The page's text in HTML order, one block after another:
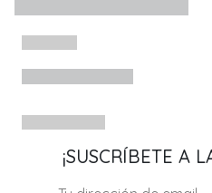
¡SUSCRÍBETE A